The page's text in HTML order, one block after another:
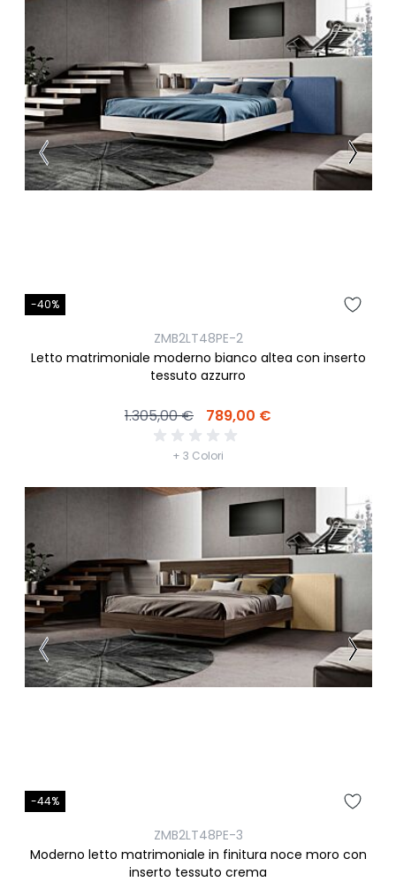
-40%
ZMB2LT48PE-2
Letto matrimoniale moderno bianco altea con inserto
tessuto azzurro
1.305,00 € 789,00 €
+ 3 Colori
-44%
ZMB2LT48PE-3
Moderno letto matrimoniale in finitura noce moro con
inserto tessuto crema